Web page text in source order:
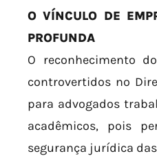
O VÍNCULO DE
PROFUNDA
O reconhecimento
controvertidos no
para advogados
acadêmicos, pois
segurança jurídica